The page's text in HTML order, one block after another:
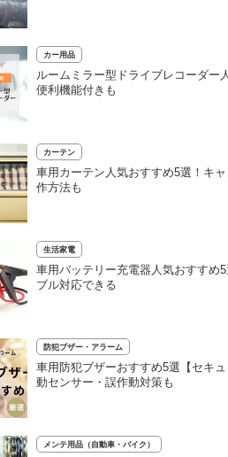
カー用品
ルームミラー型ドライブレコーダー
便利機能付きも
カーテン
車用カーテン人気おすすめ5選！キ
作方法も
生活家電
車用バッテリー充電器人気おすすめ
ブル対応できる
防犯ブザー・アラーム
車用防犯ブザーおすすめ5選【セキ
動センサー・誤作動対策も
メンテ用品（自動車・バイク）